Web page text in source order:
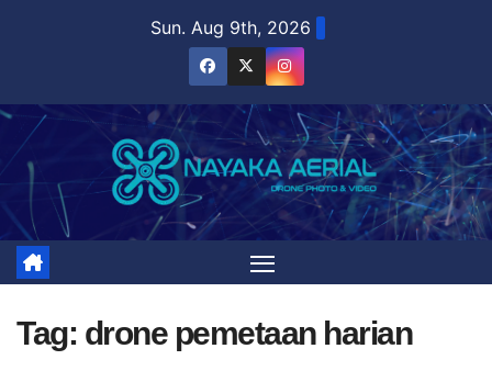
Sun. Aug 9th, 2026
Tag: drone pemetaan harian